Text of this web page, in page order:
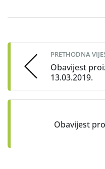
navigation
PRETHODNA
Obavijest
13.03.2019.
Obavijest